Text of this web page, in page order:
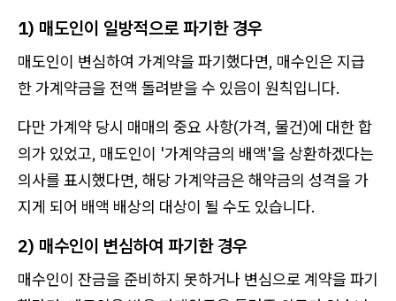
1) 매도인이 일방적으로 파기한 경우
매도인이 변심하여 가계약을 파기했다면, 매수인은 지급
한 가계약금을 전액 돌려받을 수 있음이 원칙입니다.
다만 가계약 당시 매매의 중요 사항(가격, 물건)에 대한 합
의가 있었고, 매도인이 '가계약금의 배액'을 상환하겠다는
의사를 표시했다면, 해당 가계약금은 해약금의 성격을 가
지게 되어 배액 배상의 대상이 될 수도 있습니다.
2) 매수인이 변심하여 파기한 경우
매수인이 잔금을 준비하지 못하거나 변심으로 계약을 파기